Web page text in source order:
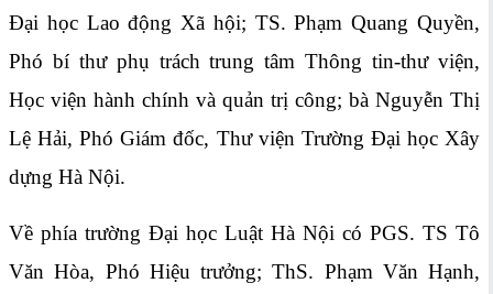
Đại học Lao động Xã hội; TS. Phạm Quang Quyền,
Phó bí thư phụ trách trung tâm Thông tin-thư viện,
Học viện hành chính và quản trị công; bà Nguyễn Thị
Lệ Hải, Phó Giám đốc, Thư viện Trường Đại học Xây
dựng Hà Nội.
Về phía trường Đại học Luật Hà Nội có PGS. TS Tô
Văn Hòa, Phó Hiệu trưởng; ThS. Phạm Văn Hạnh,